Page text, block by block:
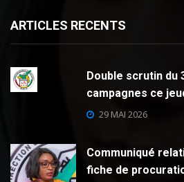
ARTICLES RECENTS
Double scrutin du
campagnes ce
29 MAI 2026
Communiqué
fiche de